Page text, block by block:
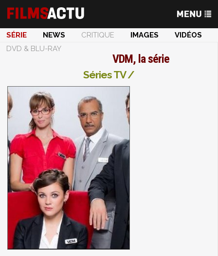
SÉRIE NEWS CRITIQUE IMAGES
VIDÉOS
DVD & BLU-RAY
VDM, la série
Séries TV /